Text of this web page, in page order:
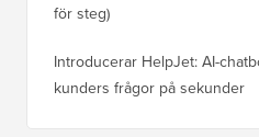
för steg)
Introducerar HelpJet: AI-
kunders frågor på sekunder